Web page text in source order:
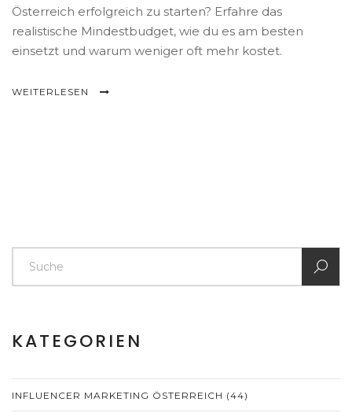
Österreich erfolgreich zu starten? Erfahre das
realistische Mindestbudget, wie du es am besten
einsetzt und warum weniger oft mehr kostet.
WEITERLESEN
KATEGORIEN
INFLUENCER MARKETING ÖSTERREICH (44)